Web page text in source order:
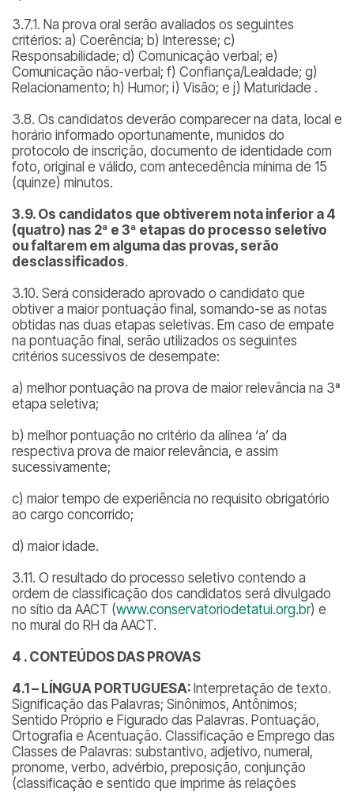
3.7.1. Na prova oral serão avaliados os seguintes
critérios: a) Coerência; b) Interesse; c)
Responsabilidade; d) Comunicação verbal; e)
Comunicação não-verbal; f) Confiança/Lealdade; g)
Relacionamento; h) Humor; i) Visão; e j) Maturidade .
3.8. Os candidatos deverão comparecer na data, local e
horário informado oportunamente, munidos do
protocolo de inscrição, documento de identidade com
foto, original e válido, com antecedência mínima de 15
(quinze) minutos.
3.9. Os candidatos que obtiverem nota inferior a 4
(quatro) nas 2ª e 3ª etapas do processo seletivo
ou faltarem em alguma das provas, serão
desclassificados.
3.10. Será considerado aprovado o candidato que
obtiver a maior pontuação final, somando-se as notas
obtidas nas duas etapas seletivas. Em caso de empate
na pontuação final, serão utilizados os seguintes
critérios sucessivos de desempate:
a) melhor pontuação na prova de maior relevância na 3ª
etapa seletiva;
b) melhor pontuação no critério da alínea ‘a’ da
respectiva prova de maior relevância, e assim
sucessivamente;
c) maior tempo de experiência no requisito obrigatório
ao cargo concorrido;
d) maior idade.
3.11. O resultado do processo seletivo contendo a
ordem de classificação dos candidatos será divulgado
no sítio da AACT (www.conservatoriodetatui.org.br) e
no mural do RH da AACT.
4 . CONTEÚDOS DAS PROVAS
4.1 – LÍNGUA PORTUGUESA: Interpretação de texto.
Significação das Palavras; Sinônimos, Antônimos;
Sentido Próprio e Figurado das Palavras. Pontuação,
Ortografia e Acentuação. Classificação e Emprego das
Classes de Palavras: substantivo, adjetivo, numeral,
pronome, verbo, advérbio, preposição, conjunção
(classificação e sentido que imprime às relações